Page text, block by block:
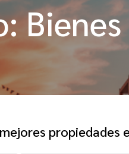
Bienes
propiedades